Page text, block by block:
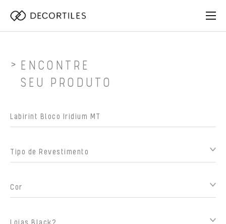
ENCONTRE
SEU PRODUTO
Tipo de Revestimento
Cor